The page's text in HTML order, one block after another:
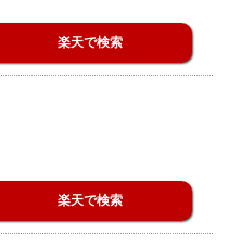
楽天で検索
楽天で検索